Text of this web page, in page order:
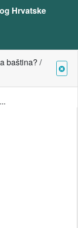
Hrvatske
baština? /